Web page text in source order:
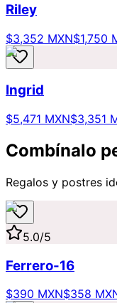
Riley
$3,352 MXN$1,750
Ingrid
$5,471 MXN$3,351
Combínalo
Regalos y postres
5.0/5
Ferrero-16
$390 MXN$358